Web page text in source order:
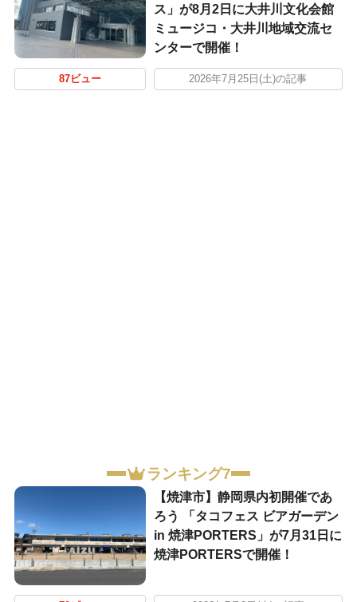
ス」が8月2日に大井川文化会館
ミュージコ・大井川地域交流セ
ンターで開催！
87ビュー 2026年7月25日(土)の記事
ランキング7
【焼津市】静岡県内初開催であ
ろう 「タコフェス ビアガーデン
in 焼津PORTERS」が7月31日に
焼津PORTERSで開催！